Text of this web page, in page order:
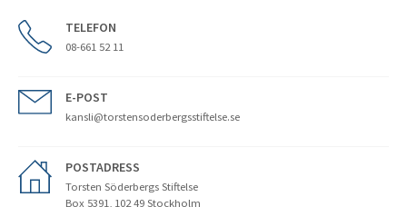
TELEFON
08-661 52 11
E-POST
kansli@torstensoderbergsstiftelse.se
POSTADRESS
Torsten Söderbergs Stiftelse
Box 5391, 102 49 Stockholm